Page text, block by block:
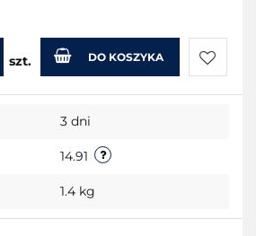
szt. DO KOSZYKA
Do
3 dni
14.91
1.4 kg